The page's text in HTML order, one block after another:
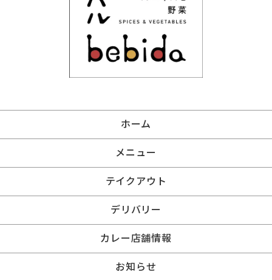
ホーム
メニュー
テイクアウト
デリバリー
カレー店舗情報
お知らせ